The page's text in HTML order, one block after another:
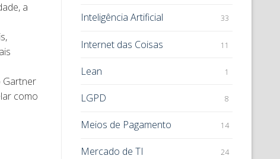
a
Gartner
como
Inteligência Artificial 33
Internet das Coisas 11
Lean 1
LGPD 8
Meios de Pagamento 14
Mercado de TI 24